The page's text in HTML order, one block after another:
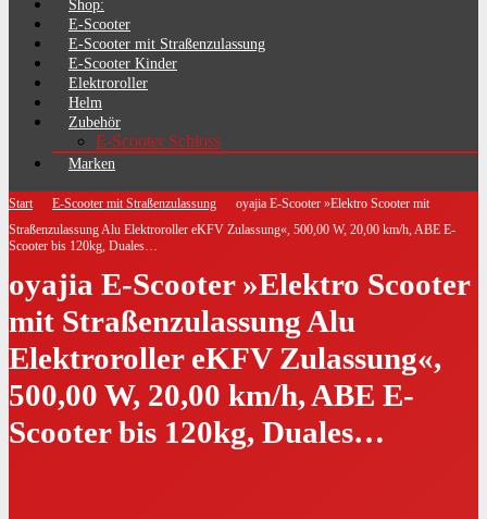
Shop:
E-Scooter
E-Scooter mit Straßenzulassung
E-Scooter Kinder
Elektroroller
Helm
Zubehör
E-Scooter Schloss
Marken
Start E-Scooter mit Straßenzulassung
oyajia E-Scooter »Elektro Scooter mit
Straßenzulassung Alu Elektroroller eKFV Zulassung«, 500,00 W, 20,00 km/h, ABE E-
Scooter bis 120kg, Duales…
oyajia E-Scooter »Elektro Scooter
mit Straßenzulassung Alu
Elektroroller eKFV Zulassung«,
500,00 W, 20,00 km/h, ABE E-
Scooter bis 120kg, Duales…